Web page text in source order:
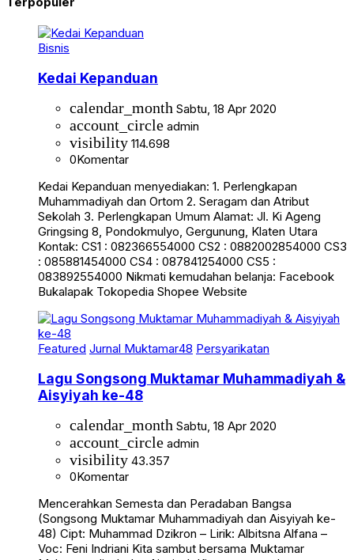
Bisnis
Kedai Kepanduan
calendar_month Sabtu, 18 Apr 2020
account_circle admin
visibility 114.698
0Komentar
Kedai Kepanduan menyediakan: 1. Perlengkapan
Muhammadiyah dan Ortom 2. Seragam dan Atribut
Sekolah 3. Perlengkapan Umum Alamat: Jl. Ki Ageng
Gringsing 8, Pondokmulyo, Gergunung, Klaten Utara
Kontak: CS1 : 082366554000 CS2 : 0882002854000 CS3
: 085881454000 CS4 : 087841254000 CS5 :
083892554000 Nikmati kemudahan belanja: Facebook
Bukalapak Tokopedia Shopee Website
Featured Jurnal Muktamar48 Persyarikatan
Lagu Songsong Muktamar Muhammadiyah &
Aisyiyah ke-48
calendar_month Sabtu, 18 Apr 2020
account_circle admin
visibility 43.357
0Komentar
Mencerahkan Semesta dan Peradaban Bangsa
(Songsong Muktamar Muhammadiyah dan Aisyiyah ke-
48) Cipt: Muhammad Dzikron – Lirik: Albitsna Alfana –
Voc: Feni Indriani Kita sambut bersama Muktamar